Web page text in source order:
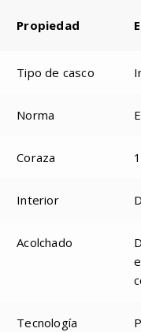
Propiedad
Tipo de casco
Norma
Coraza
Interior
Acolchado
Tecnología